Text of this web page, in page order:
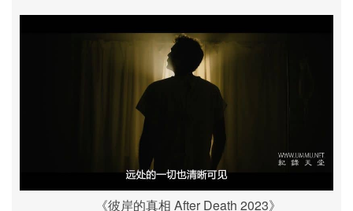
《彼岸的真相 After Death 2023》